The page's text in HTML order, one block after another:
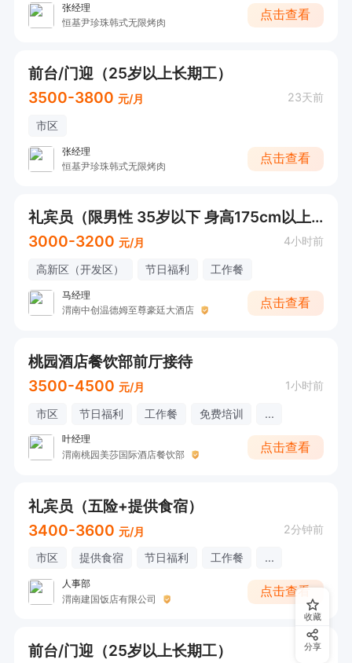
张经理
恒基尹珍珠韩式无限烤肉
点击查看
前台/门迎（25岁以上长期工）
3500-3800 元/月 23天前
市区
张经理
恒基尹珍珠韩式无限烤肉
点击查看
礼宾员（限男性 35岁以下 身高175cm以上）
3000-3200 元/月 4小时前
高新区（开发区） 节日福利 工作餐
马经理
渭南中创温德姆至尊豪廷大酒店
点击查看
桃园酒店餐饮部前厅接待
3500-4500 元/月 1小时前
市区 节日福利 工作餐 免费培训 ...
叶经理
渭南桃园美莎国际酒店餐饮部
点击查看
礼宾员（五险+提供食宿）
3400-3600 元/月 2分钟前
市区 提供食宿 节日福利 工作餐 ...
人事部
渭南建国饭店有限公司
点击查看
前台/门迎（25岁以上长期工）
收藏
分享